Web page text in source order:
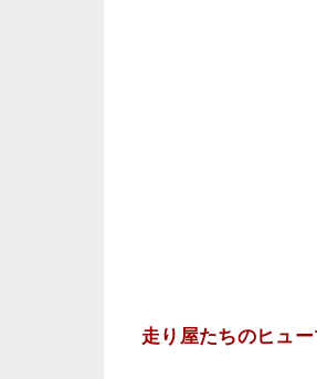
走り屋たちのヒュ